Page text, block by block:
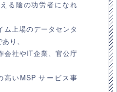
る陰の功労者になれ
ム上場のデータセンタ
り、
会社やIT企業、官公庁
いMSP サービス事